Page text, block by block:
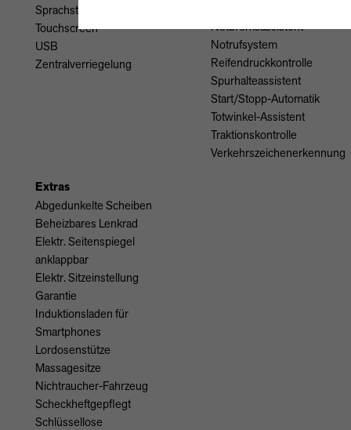
Sprachsteuerung
Touchscreen
USB
Zentralverriegelung
Notbremsassistent
Notrufsystem
Reifendruckkontrolle
Spurhalteassistent
Start/Stopp-Automatik
Totwinkel-Assistent
Traktionskontrolle
Verkehrszeichenerkennung
Extras
Abgedunkelte Scheiben
Beheizbares Lenkrad
Elektr. Seitenspiegel
anklappbar
Elektr. Sitzeinstellung
Garantie
Induktionsladen für
Smartphones
Lordosenstütze
Massagesitze
Nichtraucher-Fahrzeug
Scheckheftgepflegt
Schlüssellose